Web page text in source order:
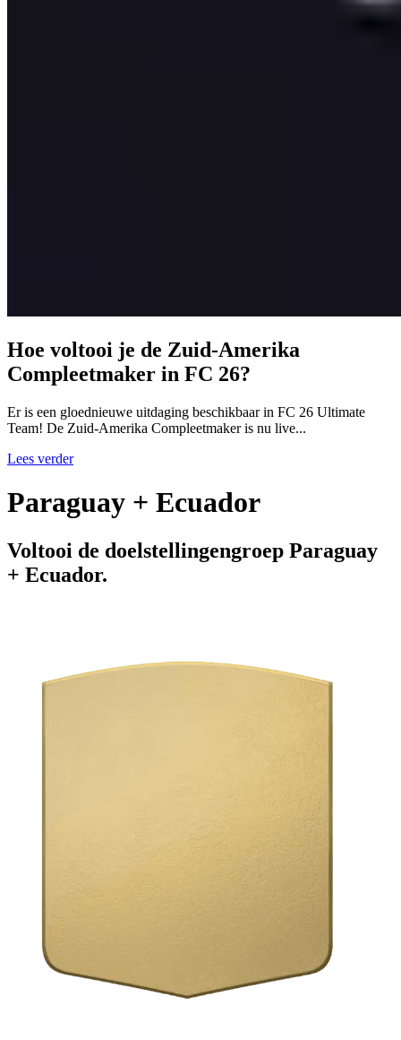
Hoe voltooi je de Zuid-Amerika
Compleetmaker in FC 26?
Er is een gloednieuwe uitdaging beschikbaar in FC 26 Ultimate
Team! De Zuid-Amerika Compleetmaker is nu live...
Lees verder
Paraguay + Ecuador
Voltooi de doelstellingengroep Paraguay
+ Ecuador.